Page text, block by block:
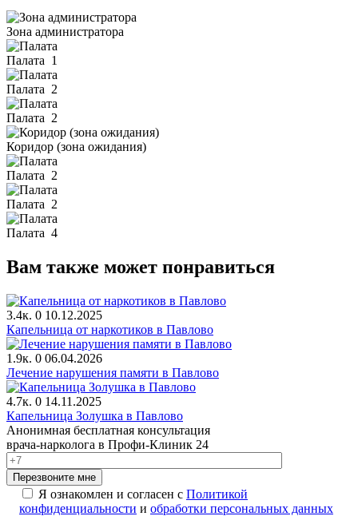
Зона администратора
Палата 1
Палата 2
Палата 2
Коридор (зона ожидания)
Палата 2
Палата 2
Палата 4
Вам также может понравиться
3.4к. 0 10.12.2025
Капельница от наркотиков в Павлово
1.9к. 0 06.04.2026
Лечение нарушения памяти в Павлово
4.7к. 0 14.11.2025
Капельница Золушка в Павлово
Анонимная бесплатная консультация
врача-нарколога в Профи-Клиник 24
Перезвоните мне
Я ознакомлен и согласен с Политикой
конфиденциальности и обработки персональных данных